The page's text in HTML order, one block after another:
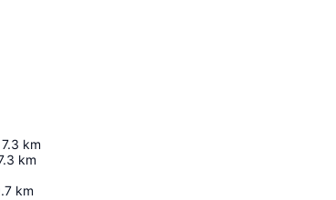
7.3 km
km
km